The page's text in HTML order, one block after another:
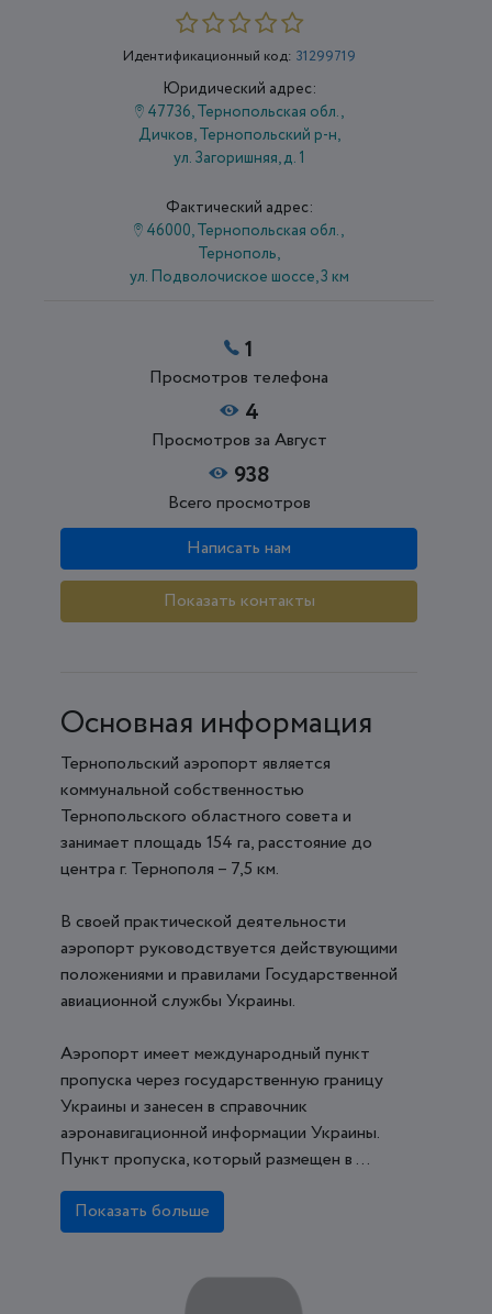
Идентификационный код: 31299719
Юридический адрес:
47736, Тернопольская обл.,
Дичков, Тернопольский р-н,
ул. Загоришняя, д. 1
Фактический адрес:
46000, Тернопольская обл.,
Тернополь,
ул. Подволочиское шоссе, 3 км
1
Просмотров телефона
4
Просмотров за Август
938
Всего просмотров
Написать нам
Показать контакты
Основная информация
Тернопольский аэропорт является
коммунальной собственностью
Тернопольского областного совета и
занимает площадь 154 га, расстояние до
центра г. Тернополя – 7,5 км.
В своей практической деятельности
аэропорт руководствуется действующими
положениями и правилами Государственной
авиационной службы Украины.
Аэропорт имеет международный пункт
пропуска через государственную границу
Украины и занесен в справочник
аэронавигационной информации Украины.
Пункт пропуска, который размещен в ...
Показать больше